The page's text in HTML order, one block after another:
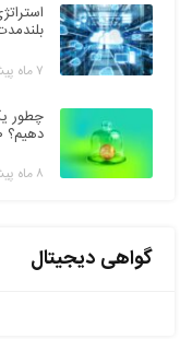
۷ ماه پیش
چطور
دهیم؟ ۱۰ معیار مهم!
۸ ماه پیش
گواهی دیجیتال